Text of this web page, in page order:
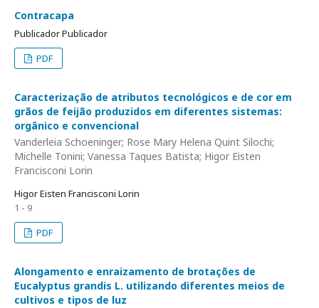
Contracapa
Publicador Publicador
PDF
Caracterização de atributos tecnológicos e de cor em
grãos de feijão produzidos em diferentes sistemas:
orgânico e convencional
Vanderleia Schoeninger; Rose Mary Helena Quint Silochi;
Michelle Tonini; Vanessa Taques Batista; Higor Eisten
Francisconi Lorin
Higor Eisten Francisconi Lorin
1 - 9
PDF
Alongamento e enraizamento de brotações de
Eucalyptus grandis L. utilizando diferentes meios de
cultivos e tipos de luz